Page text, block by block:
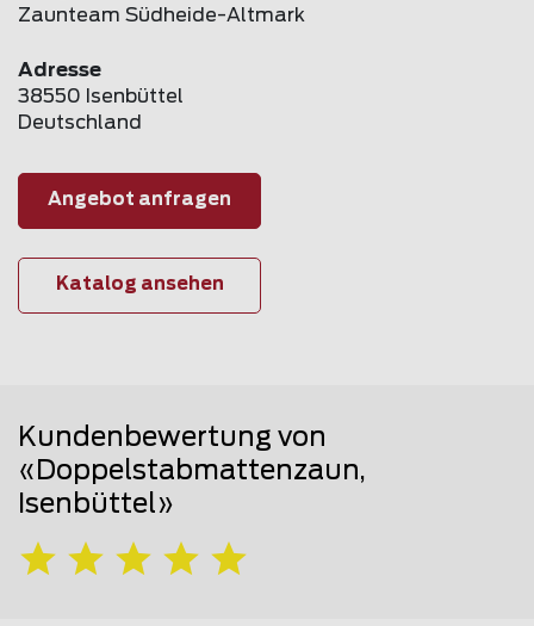
Zaunteam Südheide-Altmark
Adresse
38550 Isenbüttel
Deutschland
Angebot anfragen
Katalog ansehen
Kundenbewertung von
«Doppelstabmattenzaun,
Isenbüttel»